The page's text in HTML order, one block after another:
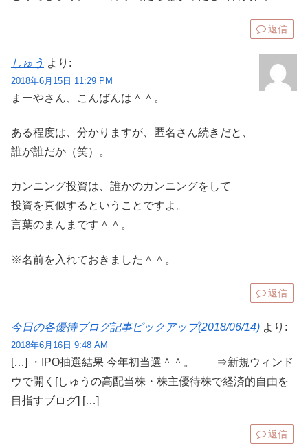
返信
しゅう より:
2018年6月15日 11:29 PM
まーやさん、こんばんは＾＾。
ある程度は、分かりますが、匿名さん続きだと、
誰が誰だか（笑）。
カンニング投資は、誰かのカンニングをして
投資を真似するということですよ。
言葉のまんまです＾＾。
※名前を入れておきました＾＾。
返信
今日の各優待ブログ記事ピックアップ(2018/06/14) より:
2018年6月16日 9:48 AM
[…] ・IPO抽選結果 今年初当選＾＾。 ⇒新規ウィンド
ウで開く[しゅうの高配当株・株主優待株で経済的自由を
目指すブログ] […]
返信